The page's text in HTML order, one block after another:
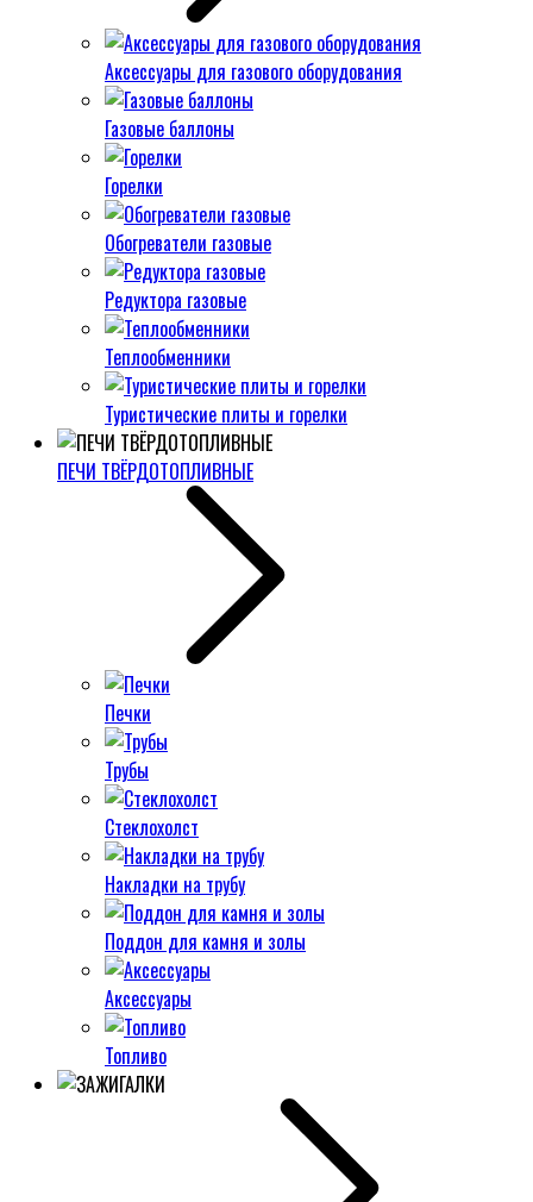
Аксессуары для газового оборудования
Газовые баллоны
Горелки
Обогреватели газовые
Редуктора газовые
Теплообменники
Туристические плиты и горелки
ПЕЧИ ТВЁРДОТОПЛИВНЫЕ
Печки
Трубы
Стеклохолст
Накладки на трубу
Поддон для камня и золы
Аксессуары
Топливо